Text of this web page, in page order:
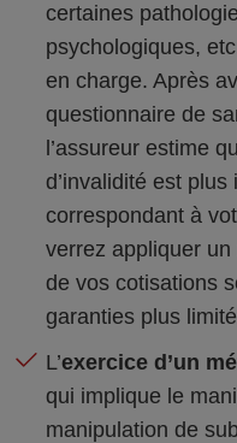
certaines
psychologiques,
en charge. Après
questionnaire de
l’assureur estime
d’invalidité est
correspondant à
verrez appliquer
de vos cotisations
garanties plus
L’exercice d’un
qui implique le
manipulation de